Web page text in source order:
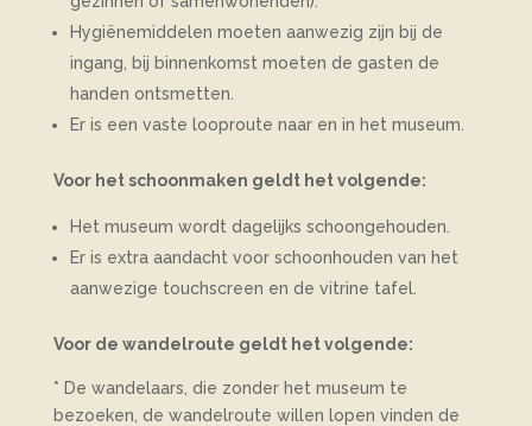
Hygiënemiddelen moeten aanwezig zijn bij de
ingang, bij binnenkomst moeten de gasten de
handen ontsmetten.
Er is een vaste looproute naar en in het museum.
Voor het schoonmaken geldt het volgende:
Het museum wordt dagelijks schoongehouden.
Er is extra aandacht voor schoonhouden van het
aanwezige touchscreen en de vitrine tafel.
Voor de wandelroute geldt het volgende:
* De wandelaars, die zonder het museum te
bezoeken, de wandelroute willen lopen vinden de